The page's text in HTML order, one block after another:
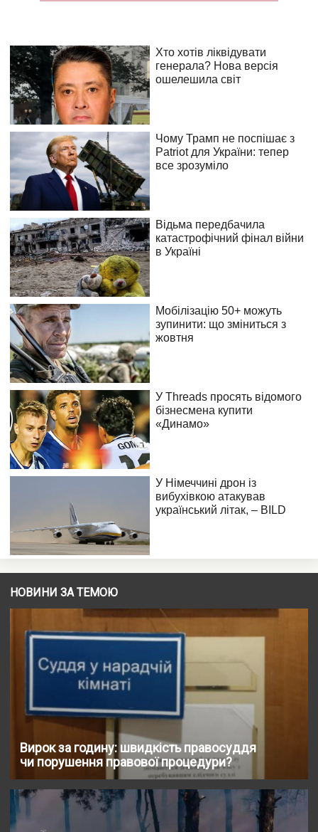
НОВИНИ ЗА ТЕМОЮ
Вирок за годину: швидкість правосуддя
чи порушення правової процедури?